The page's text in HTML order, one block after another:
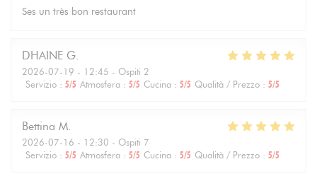
Ses un très bon restaurant
DHAINE G
2026-07-19 - 12:45 - Ospiti 2
Servizio : 5/5 Atmosfera : 5/5 Cucina : 5/5 Qualità / Prezzo : 5/5
Bettina M
2026-07-16 - 12:30 - Ospiti 7
Servizio : 5/5 Atmosfera : 5/5 Cucina : 5/5 Qualità / Prezzo : 5/5